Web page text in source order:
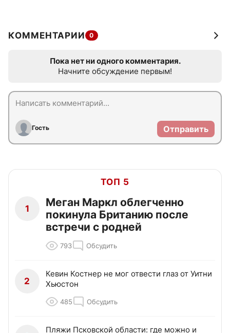
КОММЕНТАРИИ 0
Пока нет ни одного комментария.
Начните обсуждение первым!
Гость Отправить
ТОП 5
1
Меган Маркл облегченно
покинула Британию после
встречи с родней
793 Обсудить
2
Кевин Костнер не мог отвести глаз от Уитни
Хьюстон
485 Обсудить
Пляжи Псковской области: где можно и